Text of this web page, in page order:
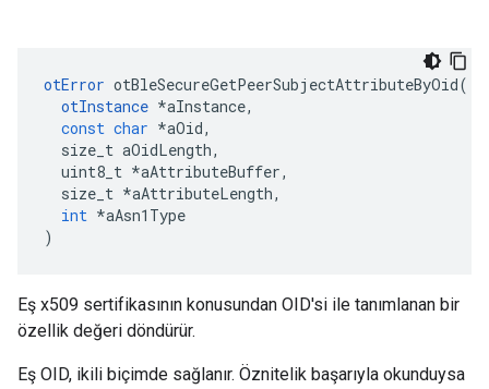
otError otBleSecureGetPeerSubjectAttributeByOid(
otInstance *aInstance,
const char *aOid,
size_t aOidLength,
uint8_t *aAttributeBuffer,
size_t *aAttributeLength,
int *aAsn1Type
)
Eş x509 sertifikasının konusundan OID'si ile tanımlanan bir
özellik değeri döndürür.
Eş OID, ikili biçimde sağlanır. Öznitelik başarıyla okunduysa